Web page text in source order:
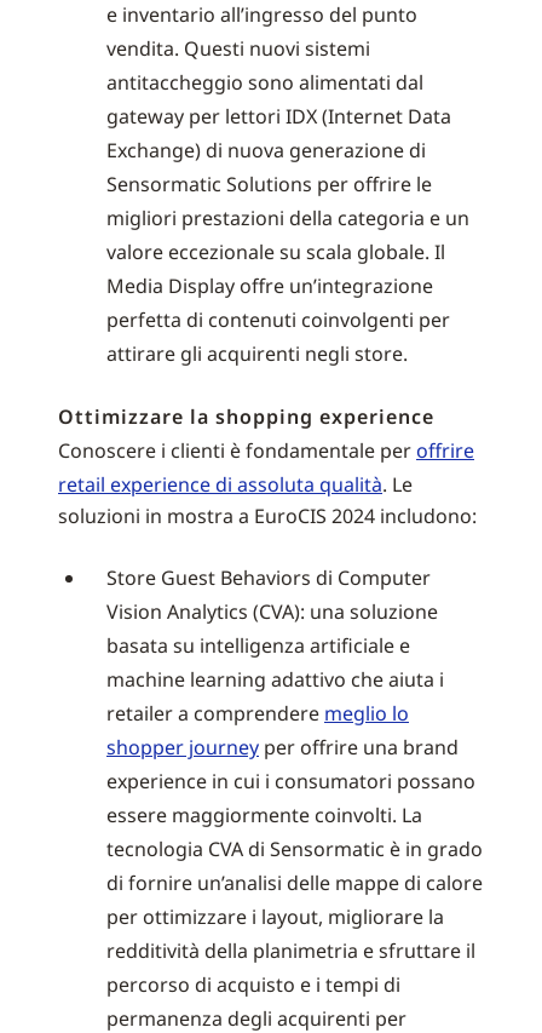
e inventario all’ingresso del punto
vendita. Questi nuovi sistemi
antitaccheggio sono alimentati dal
gateway per lettori IDX (Internet Data
Exchange) di nuova generazione di
Sensormatic Solutions per offrire le
migliori prestazioni della categoria e un
valore eccezionale su scala globale. Il
Media Display offre un’integrazione
perfetta di contenuti coinvolgenti per
attirare gli acquirenti negli store.
Ottimizzare la shopping experience
Conoscere i clienti è fondamentale peroffrire
retail experience di assoluta qualità. Le
soluzioni in mostra a EuroCIS 2024 includono:
Store Guest Behaviors di Computer
Vision Analytics (CVA): una soluzione
basata su intelligenza artificiale e
machine learning adattivo che aiuta i
retailer a comprendere meglio lo
shopper journey per offrire una brand
experience in cui i consumatori possano
essere maggiormente coinvolti. La
tecnologia CVA di Sensormatic è in grado
di fornire un’analisi delle mappe di calore
per ottimizzare i layout, migliorare la
redditività della planimetria e sfruttare il
percorso di acquisto e i tempi di
permanenza degli acquirenti per